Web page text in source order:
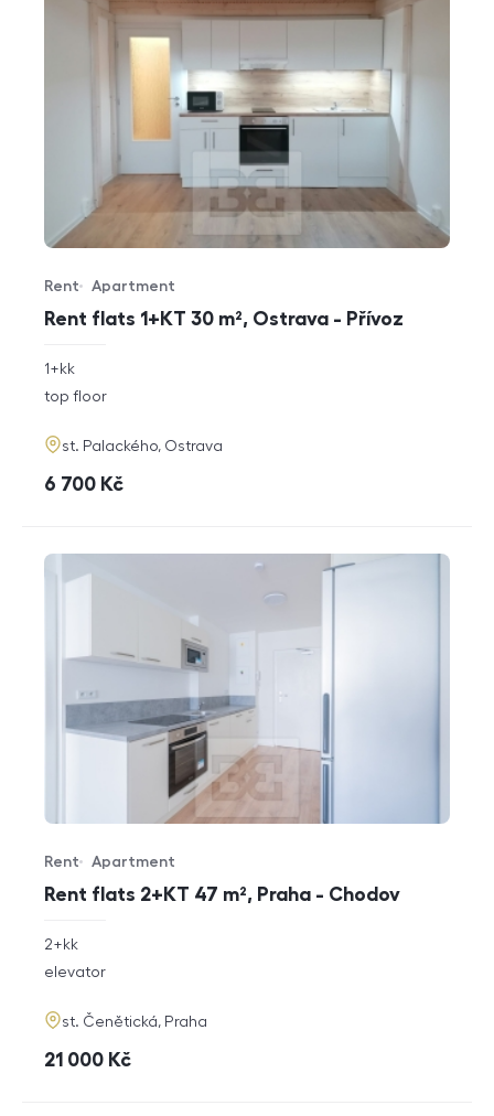
Rent flats 1+KT 30 m², Ostrava - Přívoz
Offer type
Rent
Property type
Apartment
rozměry
disposition
1+kk
funkce
top floor
adresa
st. Palackého, Ostrava
cena
6 700 Kč
Rent flats 2+KT 47 m², Praha - Chodov
Offer type
Rent
Property type
Apartment
rozměry
2+kk
funkce
elevator
adresa
st. Čenětická, Praha
cena
21 000 Kč